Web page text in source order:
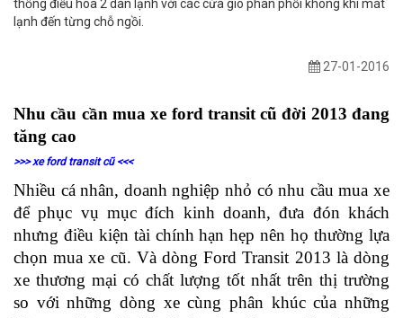
thống điều hòa 2 dàn lạnh với các cửa gió phân phối không khí mát
lạnh đến từng chỗ ngồi.
27-01-2016
Nhu cầu cần mua xe ford transit cũ đời 2013 đang
tăng cao
>>> xe ford transit cũ <<<
Nhiều cá nhân, doanh nghiệp nhỏ có nhu cầu mua xe
để phục vụ mục đích kinh doanh, đưa đón khách
nhưng điều kiện tài chính hạn hẹp nên họ thường lựa
chọn mua xe cũ. Và dòng Ford Transit 2013 là dòng
xe thương mại có chất lượng tốt nhất trên thị trường
so với những dòng xe cùng phân khúc của những